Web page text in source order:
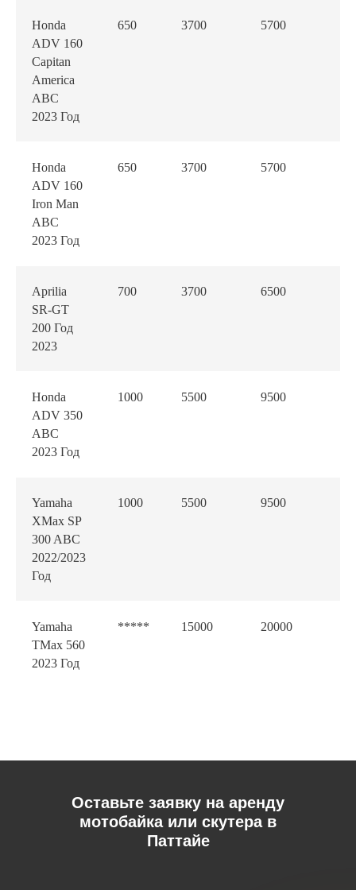
Honda
ADV 160
Capitan
America
ABC
2023 Год
650 3700 5700
Honda
ADV 160
Iron Man
ABC
2023 Год
650 3700 5700
Aprilia
SR-GT
200 Год
2023
700 3700 6500
Honda
ADV 350
ABC
2023 Год
1000 5500 9500
Yamaha
XMax SP
300 ABC
2022/2023
Год
1000 5500 9500
Yamaha
TMax 560
2023 Год
***** 15000 20000
Оставьте заявку на аренду
мотобайка или скутера в
Паттайе